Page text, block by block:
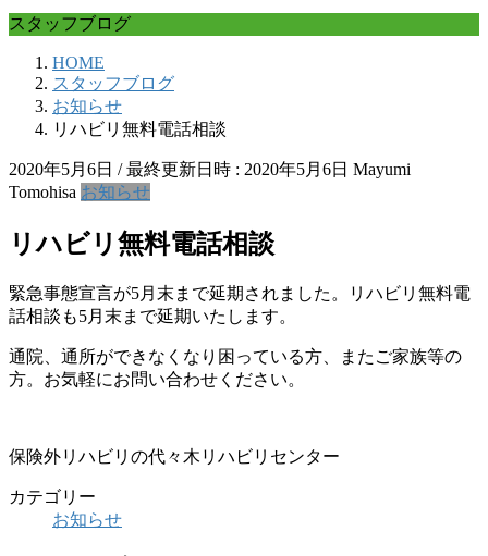
スタッフブログ
HOME
スタッフブログ
お知らせ
リハビリ無料電話相談
2020年5月6日 / 最終更新日時 : 2020年5月6日 Mayumi
Tomohisa お知らせ
リハビリ無料電話相談
緊急事態宣言が5月末まで延期されました。リハビリ無料電
話相談も5月末まで延期いたします。
通院、通所ができなくなり困っている方、またご家族等の
方。お気軽にお問い合わせください。
保険外リハビリの代々木リハビリセンター
カテゴリー
お知らせ